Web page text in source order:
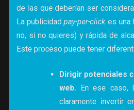
de las que deberían ser
La publicidadpay-per-click es una
no, si no quieres) y rápida de
Este proceso puede tener
Dirigir potenciales
web. En ese caso,
claramente invertir